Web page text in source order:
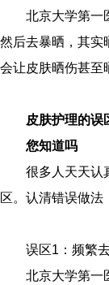
北京大学第一
然后去暴晒，其实
会让皮肤晒伤甚至
皮肤护理的误
您知道吗
很多人天天认
区。认清错误做
误区1：频繁
北京大学第一